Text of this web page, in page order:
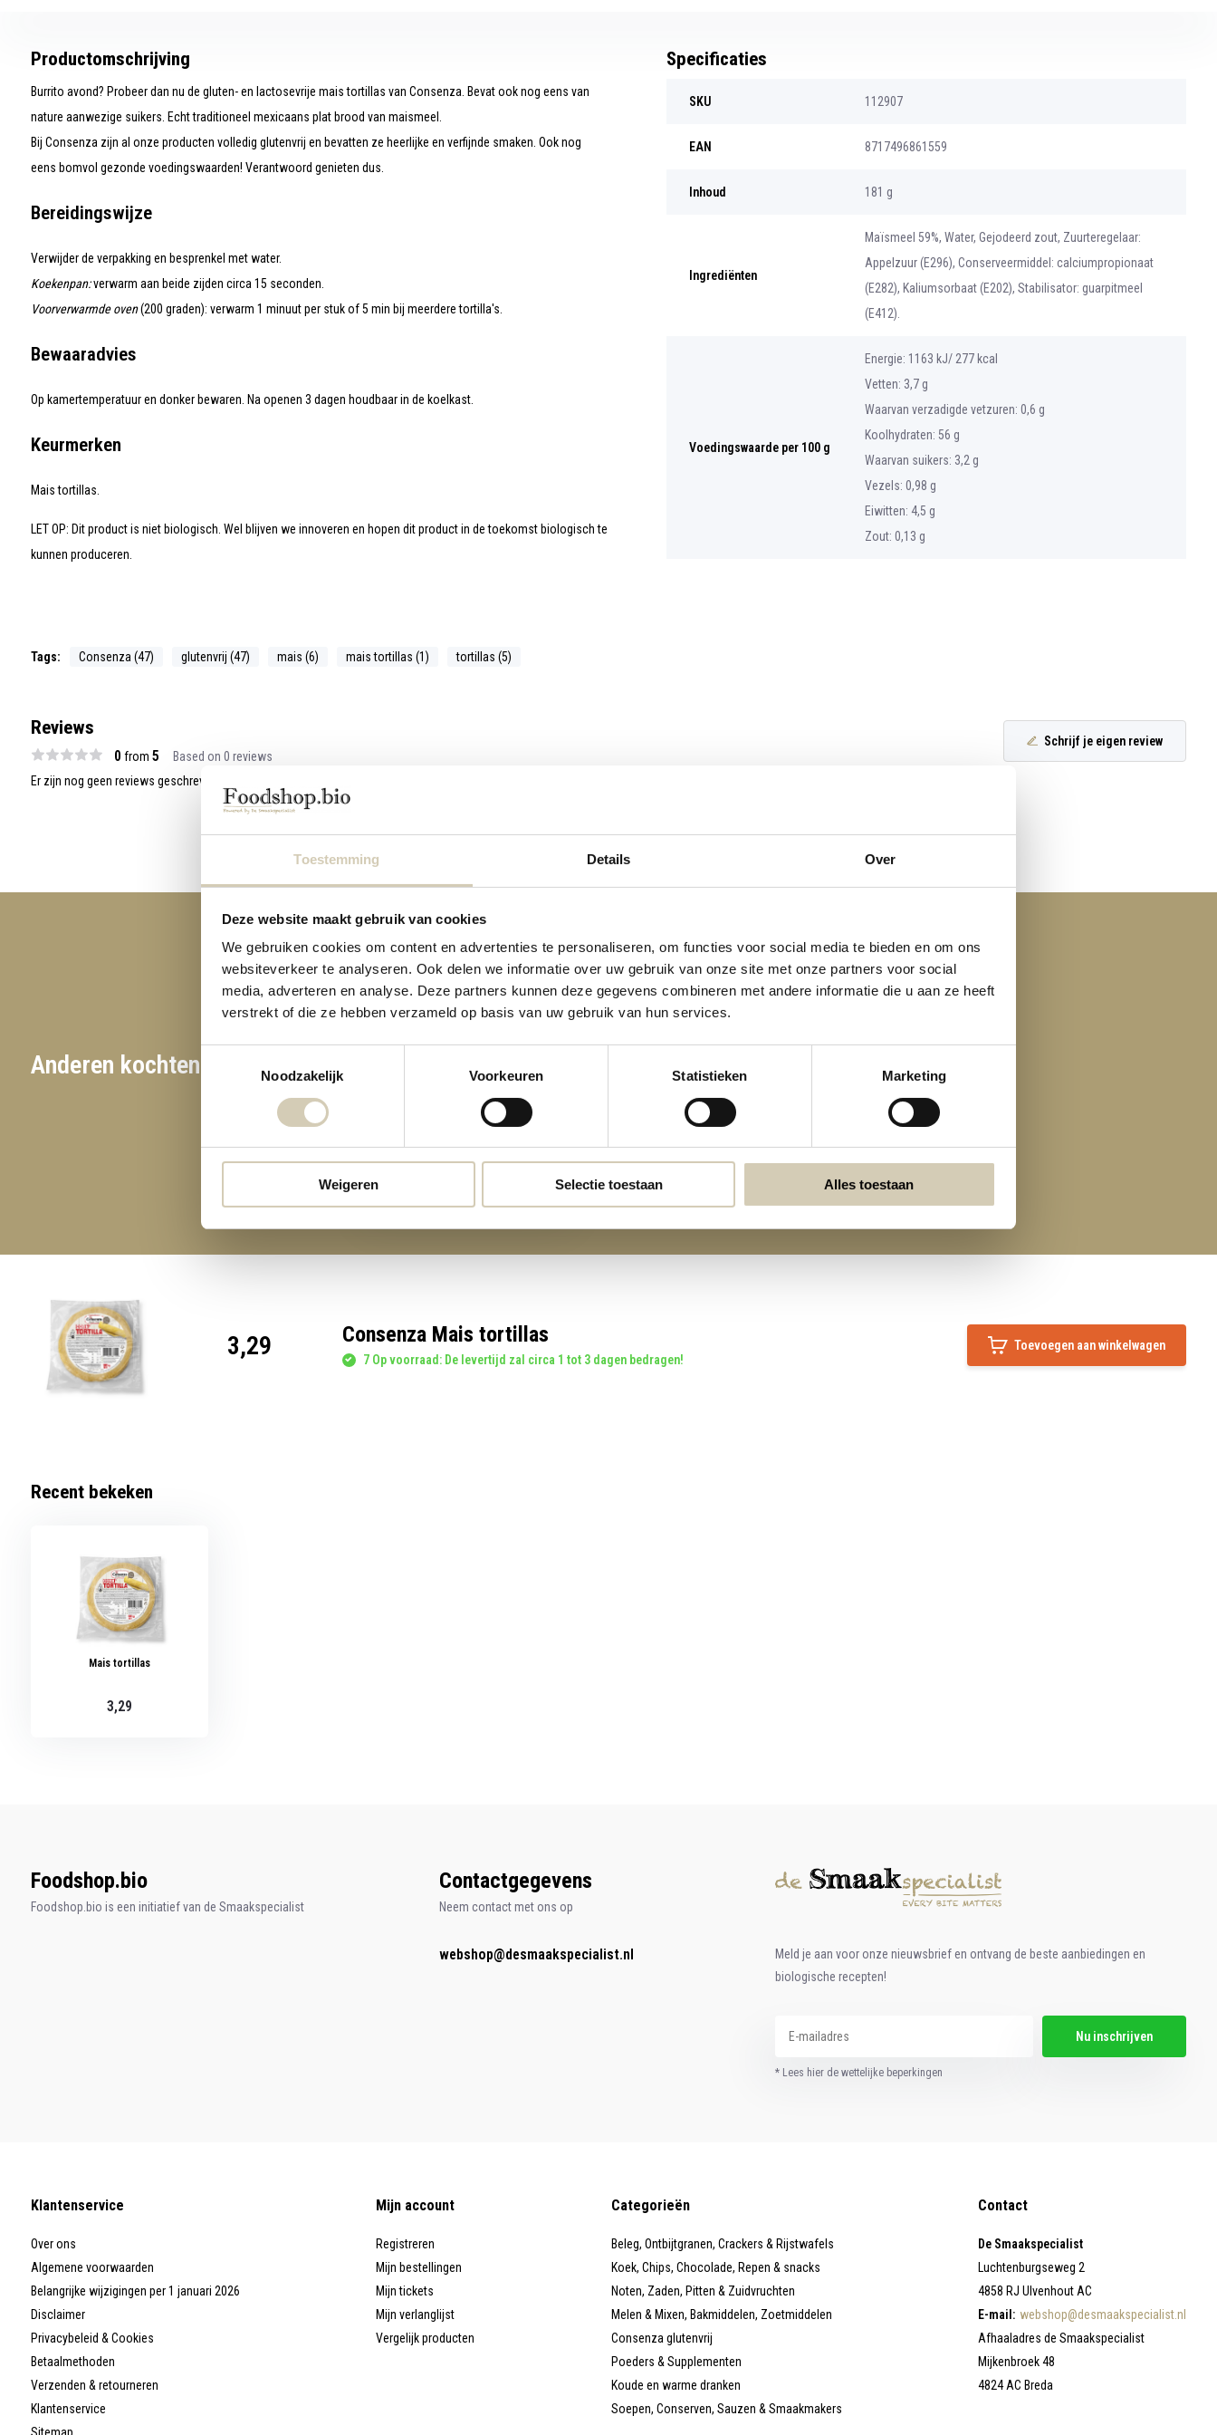
Toestemming Details Over
Deze website maakt gebruik van cookies
We gebruiken cookies om content en advertenties te personaliseren, om functies voor social media te bieden en om ons
websiteverkeer te analyseren. Ook delen we informatie over uw gebruik van onze site met onze partners voor social
media, adverteren en analyse. Deze partners kunnen deze gegevens combineren met andere informatie die u aan ze heeft
verstrekt of die ze hebben verzameld op basis van uw gebruik van hun services.
Noodzakelijk
Voorkeuren Statistieken Marketing
Weigeren Selectie toestaan Alles toestaan
Productomschrijving
Burrito avond? Probeer dan nu de gluten- en lactosevrije mais tortillas van Consenza. Bevat ook nog eens van
nature aanwezige suikers. Echt traditioneel mexicaans plat brood van maismeel.
Bij Consenza zijn al onze producten volledig glutenvrij en bevatten ze heerlijke en verfijnde smaken. Ook nog
eens bomvol gezonde voedingswaarden! Verantwoord genieten dus.
Bereidingswijze
Verwijder de verpakking en besprenkel met water.
Koekenpan:verwarm aan beide zijden circa 15 seconden.
Voorverwarmdeoven(200 graden): verwarm 1 minuut per stuk of 5 min bij meerdere tortilla's.
Bewaaradvies
Op kamertemperatuur en donker bewaren. Na openen 3 dagen houdbaar in de koelkast.
Keurmerken
Mais tortillas.
LET OP: Dit product is niet biologisch. Wel blijven we innoveren en hopen dit product in de toekomst biologisch te
kunnen produceren.
Tags: Consenza (47) glutenvrij (47) mais (6) mais tortillas (1) tortillas (5)
Specificaties
SKU 112907
EAN 8717496861559
Inhoud 181 g
Ingrediënten
Maïsmeel 59%, Water, Gejodeerd zout, Zuurteregelaar:
Appelzuur (E296), Conserveermiddel: calciumpropionaat
(E282), Kaliumsorbaat (E202), Stabilisator: guarpitmeel
(E412).
Voedingswaarde per 100 g
Energie: 1163 kJ/ 277 kcal
Vetten: 3,7 g
Waarvan verzadigde vetzuren: 0,6 g
Koolhydraten: 56 g
Waarvan suikers: 3,2 g
Vezels: 0,98 g
Eiwitten: 4,5 g
Zout: 0,13 g
Reviews
0 from 5 Based on 0 reviews
Schrijf je eigen review
Er zijn nog geen reviews geschreven over dit product..
Anderen kochten ook
3,19
3,29 Consenza Mais tortillas
7 Op voorraad: De levertijd zal circa 1 tot 3 dagen bedragen!
Toevoegen aan winkelwagen
Recent bekeken
Mais tortillas
3,29
Foodshop.bio
Foodshop.bio is een initiatief van de Smaakspecialist
Contactgegevens
Neem contact met ons op
webshop@desmaakspecialist.nl
Meld je aan voor onze nieuwsbrief en ontvang de beste aanbiedingen en
biologische recepten!
Nu inschrijven
* Lees hier de wettelijke beperkingen
Klantenservice
Over ons
Algemene voorwaarden
Belangrijke wijzigingen per 1 januari 2026
Disclaimer
Privacybeleid & Cookies
Betaalmethoden
Verzenden & retourneren
Klantenservice
Mijn account
Registreren
Mijn bestellingen
Mijn tickets
Mijn verlanglijst
Vergelijk producten
Categorieën
Beleg, Ontbijtgranen, Crackers & Rijstwafels
Koek, Chips, Chocolade, Repen & snacks
Noten, Zaden, Pitten & Zuidvruchten
Melen & Mixen, Bakmiddelen, Zoetmiddelen
Consenza glutenvrij
Poeders & Supplementen
Koude en warme dranken
Soepen, Conserven, Sauzen & Smaakmakers
Contact
De Smaakspecialist
Luchtenburgseweg 2
4858 RJ Ulvenhout AC
E-mail: webshop@desmaakspecialist.nl
Afhaaladres de Smaakspecialist
Mijkenbroek 48
4824 AC Breda